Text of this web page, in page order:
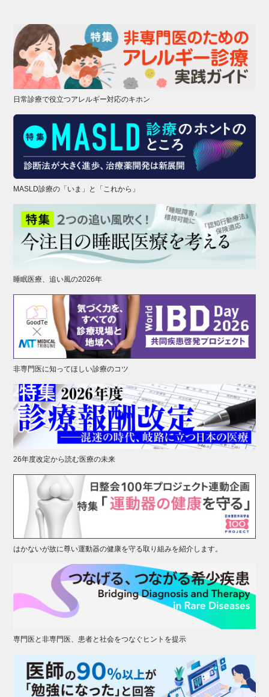
日常診療で役立つアレルギー対応のキホン
MASLD診療の「いま」と「これから」
睡眠医療、追い風の2026年
非専門医に知ってほしい診療のコツ
26年度改定から読む医療の未来
はかないが故に尊い運動器の健康を守る取り組みを紹介します。
専門医と非専門医、患者と社会をつなぐヒントを提示